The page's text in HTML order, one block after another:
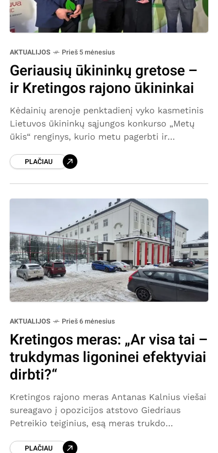
AKTUALIJOS Prieš 5 mėnesius
Geriausių ūkininkų gretose –
ir Kretingos rajono ūkininkai
Kėdainių arenoje penktadienį vyko kasmetinis
Lietuvos ūkininkų sąjungos konkurso „Metų
ūkis“ renginys, kurio metu pagerbti ir
Jų gretose – ir Kretingos rajono atstovai. Tarp
PLAČIAU
AKTUALIJOS Prieš 6 mėnesius
Kretingos meras: „Ar visa tai –
trukdymas ligoninei efektyviai
dirbti?“
Kretingos rajono meras Antanas Kalnius viešai
sureagavo į opozicijos atstovo Giedriaus
Petreikio teiginius, esą meras trukdo
Kalniaus, tokia pozicija neatitinka realių
PLAČIAU